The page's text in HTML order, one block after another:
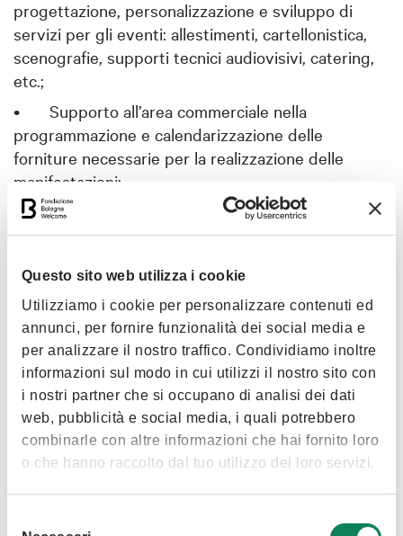
Questo sito web utilizza i cookie
Utilizziamo i cookie per personalizzare contenuti ed
annunci, per fornire funzionalità dei social media e
per analizzare il nostro traffico. Condividiamo inoltre
informazioni sul modo in cui utilizzi il nostro sito con
i nostri partner che si occupano di analisi dei dati
web, pubblicità e social media, i quali potrebbero
combinarle con altre informazioni che hai fornito loro
o che hanno raccolto dal tuo utilizzo dei loro servizi.
progettazione, personalizzazione e sviluppo di
servizi per gli eventi: allestimenti, cartellonistica,
scenografie, supporti tecnici audiovisivi, catering,
etc.;
•
Supporto all’area commerciale nella
programmazione e calendarizzazione delle
forniture necessarie per la realizzazione delle
manifestazioni;
Pianificazione dell’evento e progettazione
degli spazi e dei relativi servizi;
Creazione dei piani di produzione adeguati
allo svolgimento delle attività di allestimento
evento e disallestimento;
Attività logistica di programmazione interna
ed esterna necessaria per l’organizzazione
dell’evento;
Gestione dei permessi (ordinari e speciali) e
delle autorizzazioni necessarie ai clienti/fornitori
per il carico/scarico del materiale di allestimento
presso la sede di manifestazione;
Organizzazione del servizio pulizie ordinarie e